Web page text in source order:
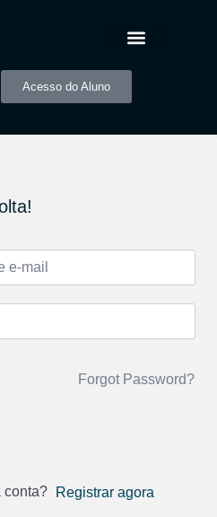
Acesso do Aluno
Forgot Password?
conta? Registrar agora